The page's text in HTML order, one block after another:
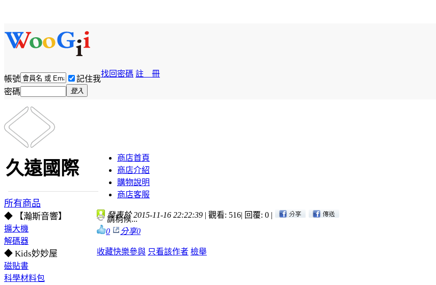
帳號 記住我
找回密碼 註 冊
密碼 登入
久遠國際
所有商品
◆ 【瀚斯音響】
擴大機
解碼器
◆ Kids妙妙屋
磁貼書
科學材料包
商店首頁
商店介紹
購物說明
商店客服
發表於 2015-11-16 22:22:39 | 觀看: 516| 回覆: 0 |
請稍候...
0
分享0
收藏快樂參與 只看該作者 檢舉